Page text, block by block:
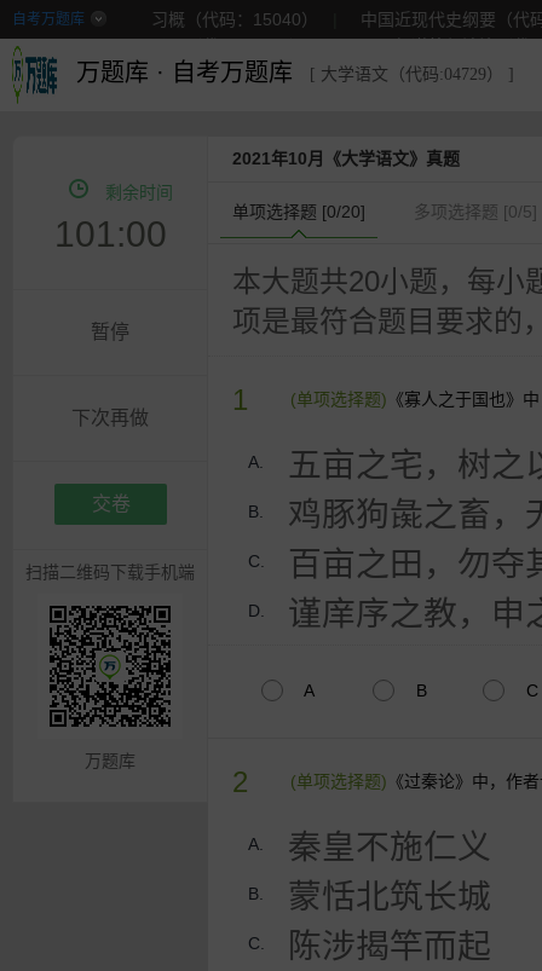
自考万题库 习概（代码：15040）
中国近现代史纲要（代
更多
万题库 · 自考万题库 [ 大学语文（代码:04729） ]
剩余时间
101:00
暂停
下次再做
交卷
扫描二维码下载手机端
万题库
2021年10月《大学语文》真题
单项选择题 [0/20] 多项选择题 [0/5]
本大题共20小题，每小
项是最符合题目要求的
1 (单项选择题) 《寡人之于国也》
A. 五亩之宅，树之
B. 鸡豚狗彘之畜，
C. 百亩之田，勿夺
D. 谨庠序之教，申
A B C
2 (单项选择题) 《过秦论》中，作
A. 秦皇不施仁义
B. 蒙恬北筑长城
C. 陈涉揭竿而起